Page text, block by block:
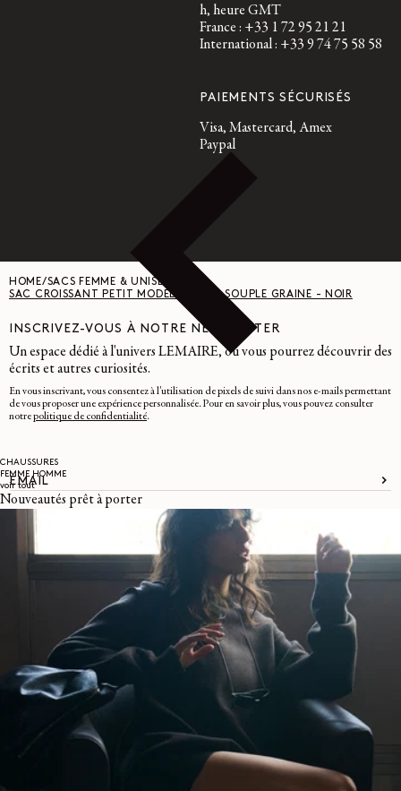
CHAUSSURES
FEMME HOMME
voir tout
Nouveautés prêt à porter
h, heure GMT
France : +33 1 72 95 21 21
International : +33 9 74 75 58 58
PAIEMENTS SÉCURISÉS
Visa, Mastercard, Amex
Paypal
HOME/SACS FEMME & UNISEXE
SAC CROISSANT PETIT MODÈLE - CUIR SOUPLE GRAINÉ - NOIR
INSCRIVEZ-VOUS À NOTRE NEWSLETTER
Un espace dédié à l'univers LEMAIRE, où vous pourrez découvrir des
écrits et autres curiosités.
En vous inscrivant, vous consentez à l'utilisation de pixels de suivi dans nos e-mails permettant
de vous proposer une expérience personnalisée. Pour en savoir plus, vous pouvez consulter
notrepolitique de confidentialité.
EMAIL